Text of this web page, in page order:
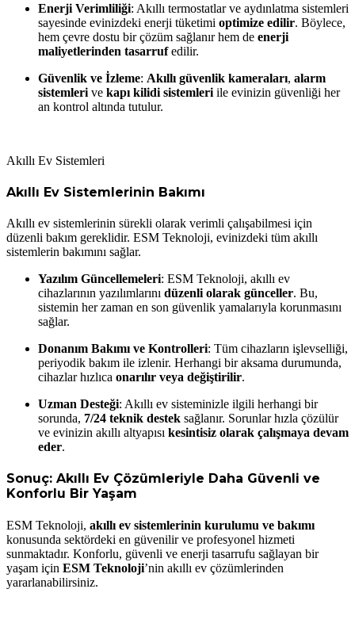
Enerji Verimliliği: Akıllı termostatlar ve aydınlatma sistemleri
sayesinde evinizdeki enerji tüketimi optimize edilir. Böylece,
hem çevre dostu bir çözüm sağlanır hem de enerji
maliyetlerinden tasarrufedilir.
Güvenlik ve İzleme: Akıllı güvenlik kameraları, alarm
sistemleri ve kapı kilidi sistemleri ile evinizin güvenliği her
an kontrol altında tutulur.
Akıllı Ev Sistemleri
Akıllı Ev Sistemlerinin Bakımı
Akıllı ev sistemlerinin sürekli olarak verimli çalışabilmesi için
düzenli bakım gereklidir. ESM Teknoloji, evinizdeki tüm akıllı
sistemlerin bakımını sağlar.
Yazılım Güncellemeleri: ESM Teknoloji, akıllı ev
cihazlarının yazılımlarını düzenli olarak günceller. Bu,
sistemin her zaman en son güvenlik yamalarıyla korunmasını
sağlar.
Donanım Bakımı ve Kontrolleri: Tüm cihazların işlevselliği,
periyodik bakım ile izlenir. Herhangi bir aksama durumunda,
cihazlar hızlıca onarılır veya değiştirilir.
Uzman Desteği: Akıllı ev sisteminizle ilgili herhangi bir
sorunda, 7/24 teknik destek sağlanır. Sorunlar hızla çözülür
ve evinizin akıllı altyapısı kesintisiz olarak çalışmaya devam
eder.
Sonuç: Akıllı Ev Çözümleriyle Daha Güvenli ve
Konforlu Bir Yaşam
ESM Teknoloji, akıllı ev sistemlerinin kurulumu ve bakımı
konusunda sektördeki en güvenilir ve profesyonel hizmeti
sunmaktadır. Konforlu, güvenli ve enerji tasarrufu sağlayan bir
yaşam için ESM Teknoloji’nin akıllı ev çözümlerinden
yararlanabilirsiniz.